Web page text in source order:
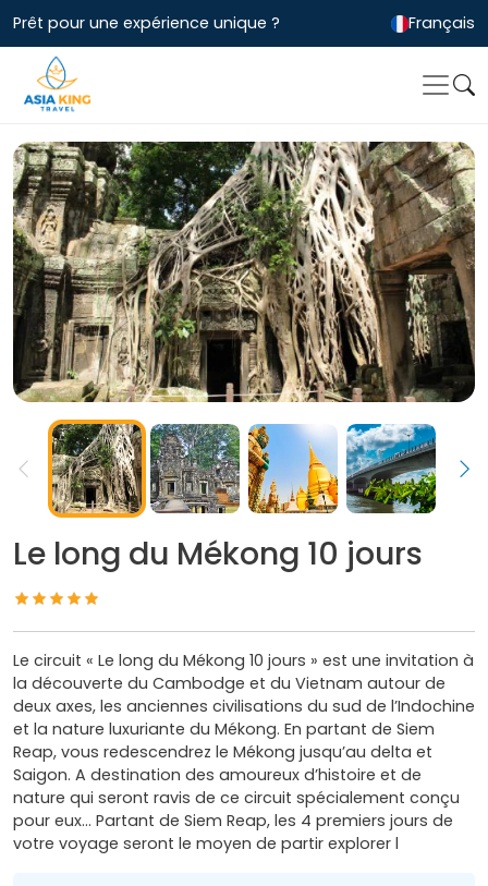
Prêt pour une expérience unique ? Français
Le long du Mékong 10 jours
Le circuit « Le long du Mékong 10 jours » est une invitation à
la découverte du Cambodge et du Vietnam autour de
deux axes, les anciennes civilisations du sud de l’Indochine
et la nature luxuriante du Mékong. En partant de Siem
Reap, vous redescendrez le Mékong jusqu’au delta et
Saigon. A destination des amoureux d’histoire et de
nature qui seront ravis de ce circuit spécialement conçu
pour eux… Partant de Siem Reap, les 4 premiers jours de
votre voyage seront le moyen de partir explorer l